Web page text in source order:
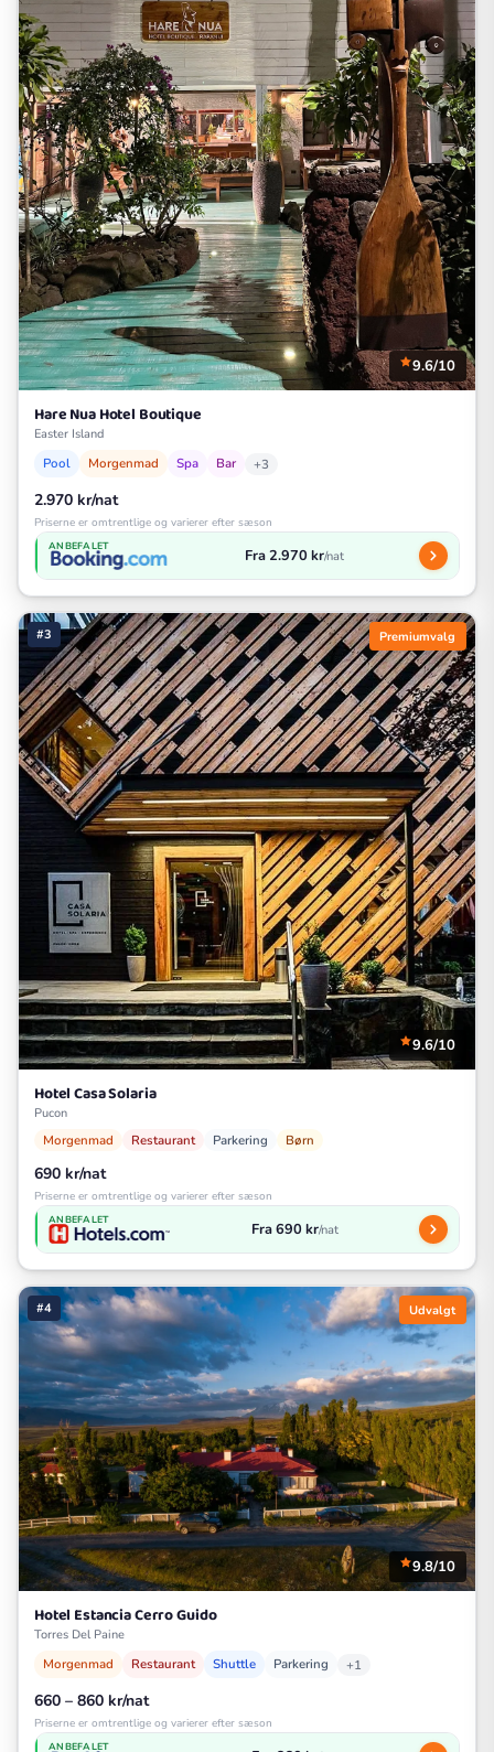
9.6/10
Hare Nua Hotel Boutique
Easter Island
Pool Morgenmad Spa Bar +3
2.970 kr/nat
Priserne er omtrentlige og varierer efter sæson
ANBEFALET Fra 2.970 kr/nat
#3 Premiumvalg
9.6/10
Hotel Casa Solaria
Pucon
Morgenmad Restaurant Parkering Børn
690 kr/nat
Priserne er omtrentlige og varierer efter sæson
ANBEFALET Fra 690 kr/nat
#4 Udvalgt
9.8/10
Hotel Estancia Cerro Guido
Torres Del Paine
Morgenmad Restaurant Shuttle Parkering +1
660 – 860 kr/nat
Priserne er omtrentlige og varierer efter sæson
ANBEFALET